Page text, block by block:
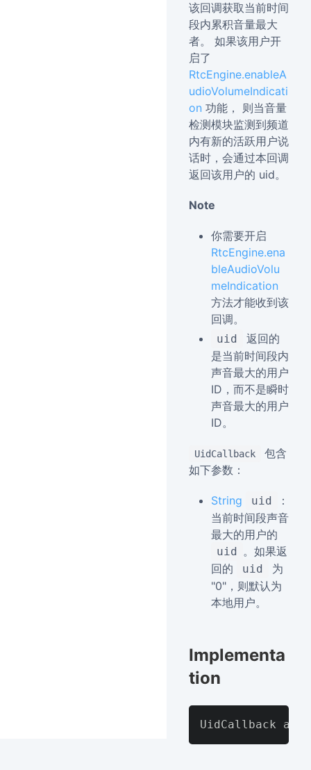
该回调获取当前时间
段内累积音量最大
者。 如果该用户开
启了
RtcEngine.enableA
udioVolumeIndicati
on 功能， 则当音量
检测模块监测到频道
内有新的活跃用户说
话时，会通过本回调
返回该用户的 uid。
Note
你需要开启
RtcEngine.ena
bleAudioVolu
meIndication
方法才能收到该
回调。
uid
返回的
是当前时间段内
声音最大的用户
ID，而不是瞬时
声音最大的用户
ID。
UidCallback
包含
如下参数：
String uid
：
当前时间段声音
最大的用户的
uid 。如果返
回的
uid
为
"0"，则默认为
本地用户。
Implementa
tion